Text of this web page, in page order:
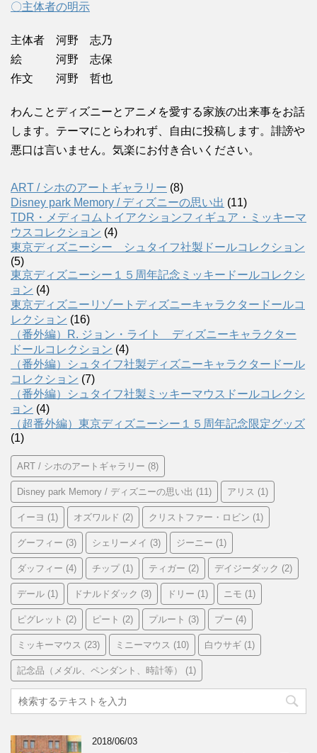
〇主体者の明示
主体者 河野 志乃
絵 河野 志保
作文 河野 哲也
わんことディズニーとアニメを愛する家族の出来事をお話
します。テーマにとらわれず、自由に投稿します。誹謗や
悪口は言いません。気楽にお付き合いください。
ART / シホのアートギャラリー (8)
Disney park Memory / ディズニーの思い出 (11)
TDR・メディコムトイアクションフィギュア・ミッキーマ
ウスコレクション (4)
東京ディズニーシー シュタイフ社製ドールコレクション
(5)
東京ディズニーシー１５周年記念ミッキードールコレクシ
ョン (4)
東京ディズニーリゾートディズニーキャラクタードールコ
レクション (16)
（番外編）R. ジョン・ライト ディズニーキャラクター
ドールコレクション (4)
（番外編）シュタイフ社製ディズニーキャラクタードール
コレクション (7)
（番外編）シュタイフ社製ミッキーマウスドールコレクシ
ョン (4)
（超番外編）東京ディズニーシー１５周年記念限定グッズ
(1)
ART / シホのアートギャラリー (8)
Disney park Memory / ディズニーの思い出 (11) アリス (1)
イーヨ (1) オズワルド (2) クリストファー・ロビン (1)
グーフィー (3) シェリーメイ (3) ジーニー (1)
ダッフィー (4) チップ(1) ティガー (2) デイジーダック (2)
デール (1) ドナルドダック (3) ドリー (1) ニモ (1)
ピグレット (2) ピート (2) プルート (3) プー (4)
ミッキーマウス (23) ミニーマウス (10) 白ウサギ (1)
記念品（メダル、ペンダント、時計等） (1)
2018/06/03